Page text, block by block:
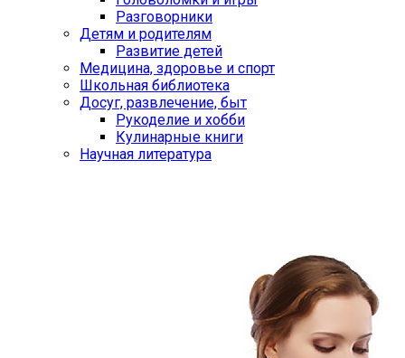
Разговорники
Детям и родителям
Развитие детей
Медицина, здоровье и спорт
Школьная библиотека
Досуг, развлечение, быт
Рукоделие и хобби
Кулинарные книги
Научная литература